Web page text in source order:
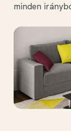
felső
gyorsan, és
Továbbá
képest
pontokat,
Fűtőbetét
minden